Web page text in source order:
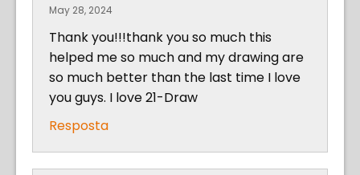
May 28, 2024
Thank you!!!thank you so much this
helped me so much and my drawing are
so much better than the last time I love
you guys. I love 21-Draw
Resposta